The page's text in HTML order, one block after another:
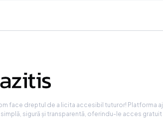
face dreptul de a licita accesibil tuturor! Platforma
simplă, sigură și transparentă, oferindu-le acces